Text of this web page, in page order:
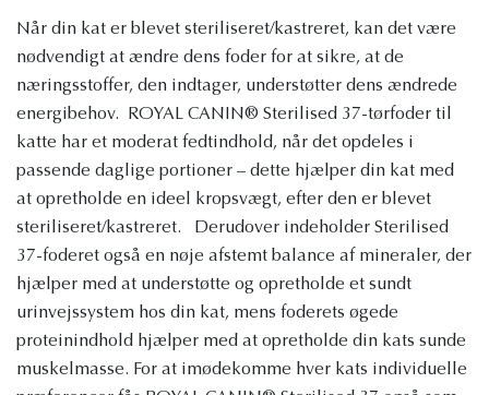
Når din kat er blevet steriliseret/kastreret, kan det være
nødvendigt at ændre dens foder for at sikre, at de
næringsstoffer, den indtager, understøtter dens ændrede
energibehov. ROYAL CANIN® Sterilised 37-tørfoder til
katte har et moderat fedtindhold, når det opdeles i
passende daglige portioner – dette hjælper din kat med
at opretholde en ideel kropsvægt, efter den er blevet
steriliseret/kastreret. Derudover indeholder Sterilised
37-foderet også en nøje afstemt balance af mineraler, der
hjælper med at understøtte og opretholde et sundt
urinvejssystem hos din kat, mens foderets øgede
proteinindhold hjælper med at opretholde din kats sunde
muskelmasse. For at imødekomme hver kats individuelle